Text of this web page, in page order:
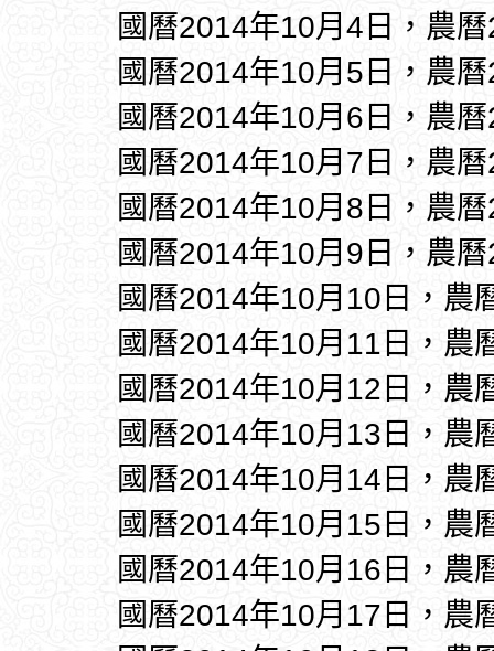
國曆2014年10月4日，農
國曆2014年10月5日，農
國曆2014年10月6日，農
國曆2014年10月7日，農
國曆2014年10月8日，農
國曆2014年10月9日，農
國曆2014年10月10日，農
國曆2014年10月11日，農
國曆2014年10月12日，農
國曆2014年10月13日，農
國曆2014年10月14日，農
國曆2014年10月15日，農
國曆2014年10月16日，農
國曆2014年10月17日，農